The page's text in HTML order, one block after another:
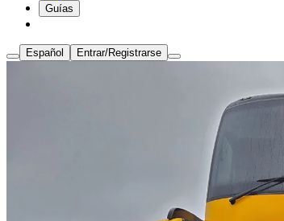
Guías
Español Entrar/Registrarse